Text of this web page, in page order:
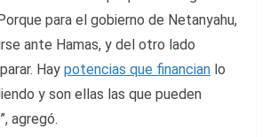
para el gobierno de Netanyahu,
ante Hamas, y del otro lado
Hay potencias que financian lo
y son ellas las que pueden
agregó.